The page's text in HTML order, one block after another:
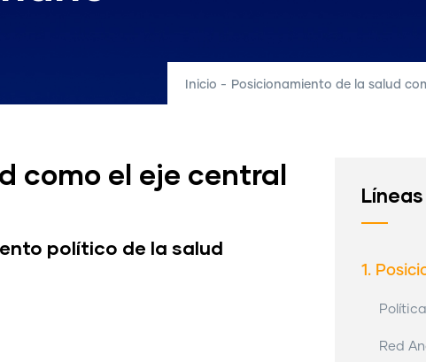
Inicio - Posicionamiento de la salud
como el eje central
político de la salud
1.
Red